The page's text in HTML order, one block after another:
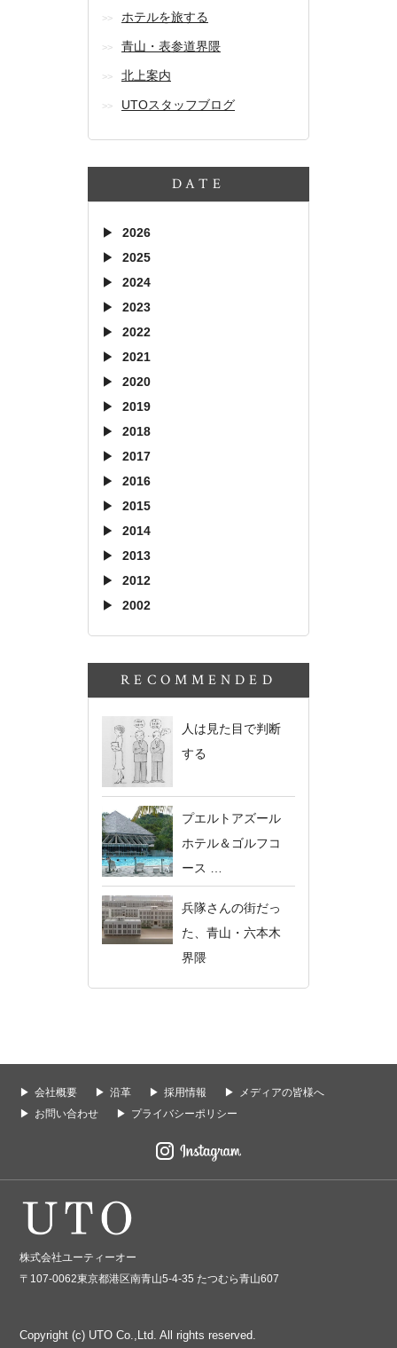
ホテルを旅する
青山・表参道界隈
北上案内
UTOスタッフブログ
DATE
2026
2025
2024
2023
2022
2021
2020
2019
2018
2017
2016
2015
2014
2013
2012
2002
RECOMMENDED
人は見た目で判断
する
プエルトアズール
ホテル＆ゴルフコ
ース …
兵隊さんの街だっ
た、青山・六本木
界隈
会社概要 沿革 採用情報
メディアの皆様へ
お問い合わせ
プライバシーポリシー
株式会社ユーティーオー
〒107-0062東京都港区南青山5-4-35 たつむら青山607
Copyright (c) UTO Co.,Ltd. All rights reserved.